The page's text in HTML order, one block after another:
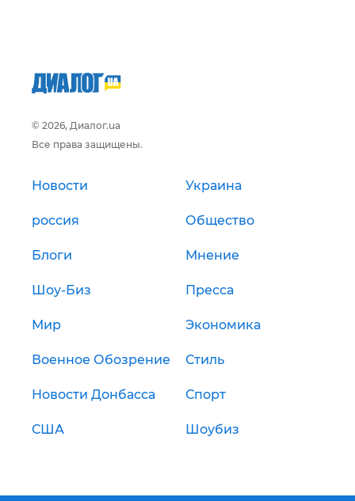
© 2026, Диалог.ua
Все права защищены.
Новости Украина
россия Общество
Блоги Мнение
Шоу-Биз Пресса
Мир Экономика
Военное Обозрение Стиль
Новости Донбасса Спорт
США Шоубиз